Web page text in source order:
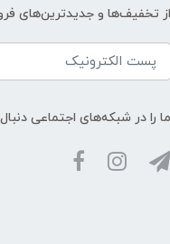
از تخفیف‌ها و جدیدترین‌های
ما را در شبکه‌های اجتماعی